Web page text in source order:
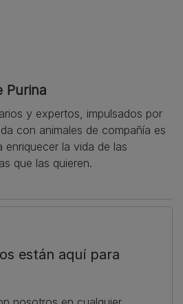
Purina
y expertos, impulsados por
con animales de compañía es
enriquecer la vida de las
que las quieren.
están aquí para